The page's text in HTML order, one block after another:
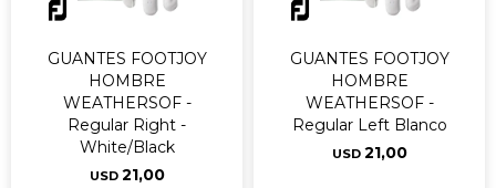
GUANTES FOOTJOY
HOMBRE
WEATHERSOF -
Regular Right -
White/Black
USD 21,00
GUANTES FOOTJOY
HOMBRE
WEATHERSOF -
Regular Left Blanco
USD 21,00